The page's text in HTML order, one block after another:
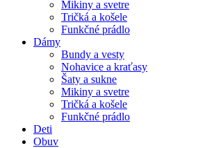
Mikiny a svetre
Tričká a košele
Funkčné prádlo
Dámy
Bundy a vesty
Nohavice a kraťasy
Šaty a sukne
Mikiny a svetre
Tričká a košele
Funkčné prádlo
Deti
Obuv